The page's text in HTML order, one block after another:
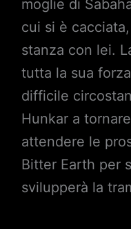
moglie di
cui si è
stanza con lei.
tutta la sua
difficile
Hunkar a
attendere le
Bitter Earth per
svilupperà la